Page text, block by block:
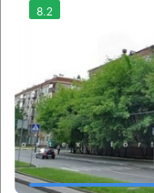
8.2